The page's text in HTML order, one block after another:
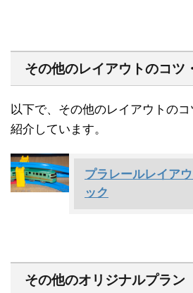
その他のレイアウトのコツ
以下で、その他のレイアウトの
紹介しています。
プラレールレイア
ック
その他のオリジナルプラン